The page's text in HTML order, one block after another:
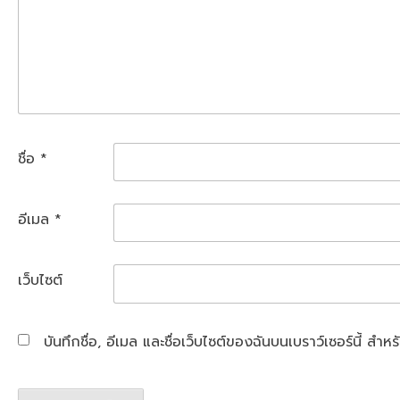
ชื่อ *
อีเมล *
เว็บไซต์
บันทึกชื่อ, อีเมล และชื่อเว็บไซต์ของฉันบนเบราว์เซอร์นี้ สำ